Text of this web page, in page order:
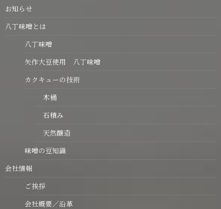
お知らせ
八丁味噌とは
八丁味噌
矢作大豆使用 八丁味噌
カクキューの技術
木桶
石積み
天然醸造
味噌の豆知識
会社情報
ご挨拶
会社概要／沿革